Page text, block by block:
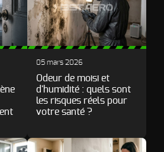
Odeurs de
fumée
d’incendie
- odeurs de
d’incendie
Autres Odeurs
05 mars 2026
Odeur de moisi et
d'humidité : quels sont
les risques réels pour
votre santé ?